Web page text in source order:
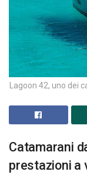
Lagoon 42, uno dei
Catamarani
prestazioni a